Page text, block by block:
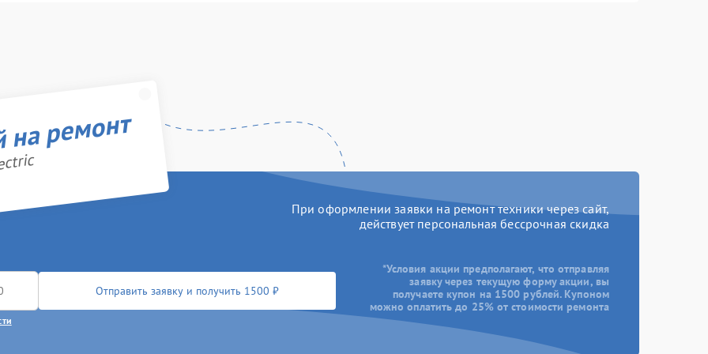
ремонт
При оформлении заявки на ремонт техники через сайт,
действует персональная бессрочная скидка
Отправить заявку и получить 1500 ₽
*Условия акции предполагают, что отправляя
заявку через текущую форму акции, вы
получаете купон на 1500 рублей. Купоном
можно оплатить до 25% от стоимости ремонта